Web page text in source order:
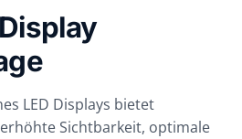
LED Displays bietet
Sichtbarkeit, optimale